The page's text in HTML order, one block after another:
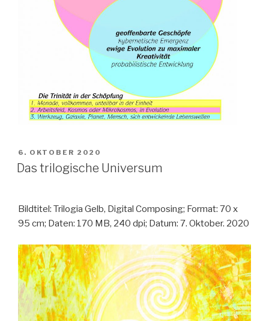
VERÖFFENTLICHT
AM
6. OKTOBER 2020
Das trilogische Universum
Bildtitel: Trilogia Gelb, Digital Composing; Format: 70 x
95 cm; Daten: 170 MB, 240 dpi; Datum: 7. Oktober. 2020